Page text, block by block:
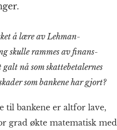
å lære av Lehman-
skulle rammes av finans­
nå som skatte­betalernes
som bankene har gjort?
til bankene er altfor lave,
grad økte matematisk med